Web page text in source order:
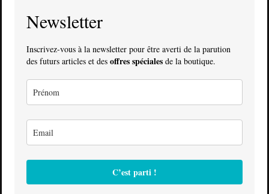
Newsletter
Inscrivez-vous à la newsletter pour être averti de la parution
des futurs articles et des offres spéciales de la boutique.
C’est parti !